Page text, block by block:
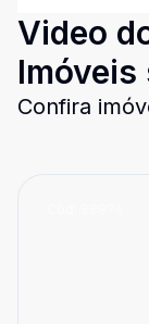
Video
Imóveis
Confira